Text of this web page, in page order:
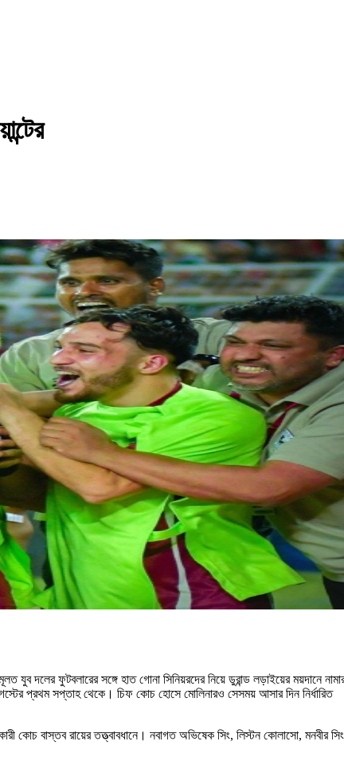
যুব দলের ফুটবলারের সঙ্গে হাত গোনা সিনিয়রদের নিয়ে ডুরান্ড লড়াইয়ের ময়দানে
প্রথম সপ্তাহ থেকে। চিফ কোচ হোসে মোলিনারও সেসময় আসার দিন নির্ধারিত
কোচ বাস্তব রায়ের তত্ত্বাবধানে। নবাগত অভিষেক সিং, লিস্টন কোলাসো, মনবীর